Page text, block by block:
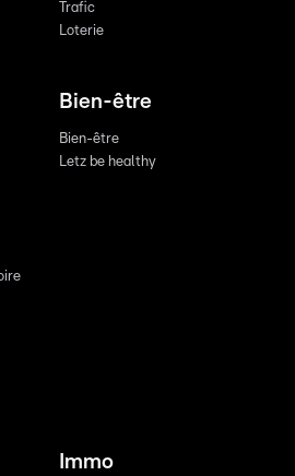
Trafic
Loterie
Bien-être
Bien-être
Letz be healthy
Immo